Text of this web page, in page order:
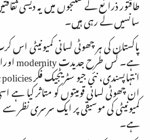
سانسیں لے رہی ہیں۔
پاکستان کی ہر چھوٹی لسانی کمیونیٹی
ہے۔ کس طرح جدیدتmodernity
انتہاپسندی، نئی جیو سٹریٹجیک فکر
ان چھوٹی لسانی قومیتوں کو متاثر کیا
کمیونیٹی کی موسیقی پر ایک سرسری نظر
ہے۔